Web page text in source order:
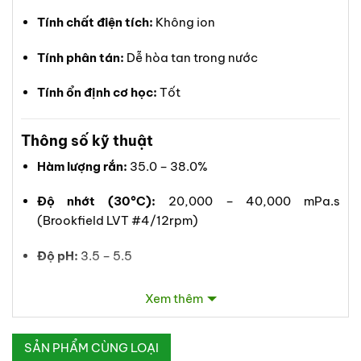
Tính chất điện tích: Không ion
Tính phân tán: Dễ hòa tan trong nước
Tính ổn định cơ học: Tốt
Thông số kỹ thuật
Hàm lượng rắn: 35.0 – 38.0%
Độ nhớt (30°C): 20,000 – 40,000 mPa.s
(Brookfield LVT #4/12rpm)
Độ pH: 3.5 – 5.5
Tỷ trọng điển hình: 1.02 (ở dạng nhũ tương)
Đặc tính nổi bật
Xem thêm
SẢN PHẨM CÙNG LOẠI